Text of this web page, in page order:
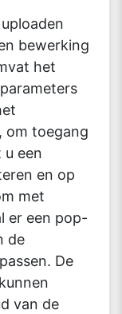
bewerking
het
om toegang
een
en op
met
er een pop-
de
De
van de